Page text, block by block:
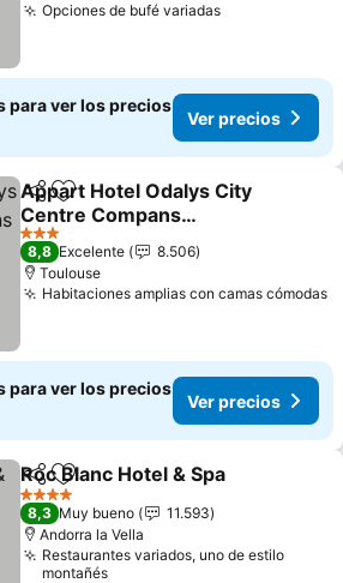
Opciones de bufé variadasVer precios
para ver los precios
Ver precios
CompartirAñadir a favoritos
Appart Hotel Odalys City
Centre Compans
Caffarelli
Ver precios
3 Estrellas
8,8 Excelente
8.506
Toulouse
Habitaciones amplias con camas cómodas
para ver los precios
Ver precios
CompartirAñadir a favoritos
Roc Blanc Hotel & Spa
4 Estrellas
8,3 Muy bueno
11.593
Andorra la Vella
Restaurantes variados, uno de estilo
montañés